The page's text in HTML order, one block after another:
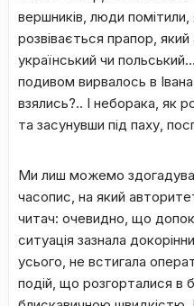
вершників, люди
розвівається прапор,
український чи
подивом вирвалось в
взялись?.. І неборака, як
та засунувши під паху,
Ми лиш можемо
часопис, на який
читач: очевидно, що
ситуація зазнала
усього, не встигала
подій, що розгорталися в